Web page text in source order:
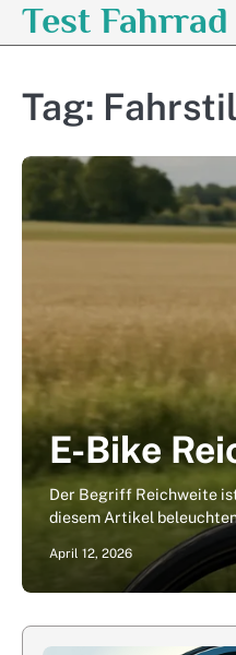
SkipTest Fahrrad
Tag: Fahrstil
E-Bike
Der Begriff Reichweite
diesem Artikel
April 12, 2026